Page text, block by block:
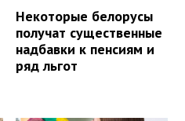
Некоторые белорусы
получат существенные
надбавки к пенсиям и
ряд льгот